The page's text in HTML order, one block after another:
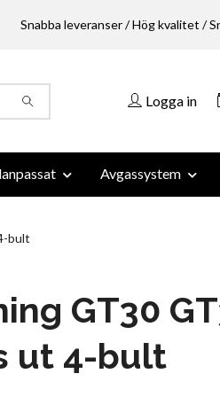
Snabba leveranser / Hög kvalitet /
Logga in
Avgassystem
bult
GT30
ut 4-bult